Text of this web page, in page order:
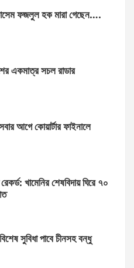
ফজলুল হক মারা গেছেন….
একমাত্র সচল রাডার
আগে কোয়ার্টার ফাইনালে
খামেনির শেষবিদায় ঘিরে ৭০
সুবিধা পাবে চীনসহ বন্ধু